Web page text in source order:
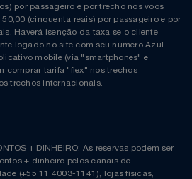
por passageiro e por trecho nos voos
(cinquenta reais) por passageiro e por
Haverá isenção da taxa se o cliente
logado no site com seu número Azul
mobile (via "smartphones" e
comprar tarifa "flex" nos trechos
trechos internacionais.
+ DINHEIRO: As reservas podem ser
+ dinheiro pelos canais de
(+55 11 4003-1141), lojas físicas,